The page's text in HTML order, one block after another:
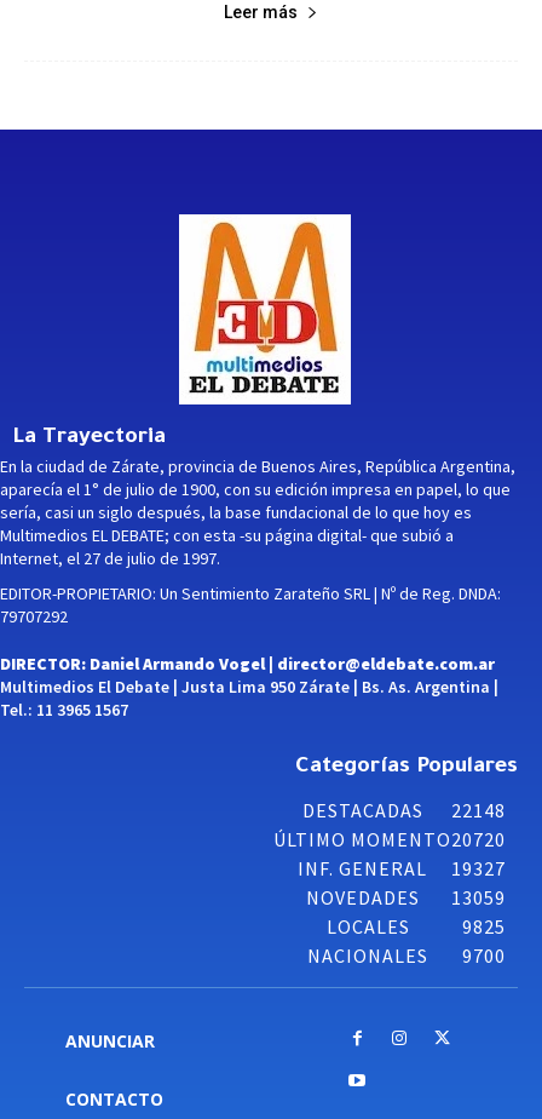
Leer más
La Trayectoria
En la ciudad de Zárate, provincia de Buenos Aires, República Argentina,
aparecía el 1° de julio de 1900, con su edición impresa en papel, lo que
sería, casi un siglo después, la base fundacional de lo que hoy es
Multimedios EL DEBATE; con esta -su página digital- que subió a
Internet, el 27 de julio de 1997.
EDITOR-PROPIETARIO: Un Sentimiento Zarateño SRL | Nº de Reg. DNDA:
79707292
DIRECTOR: Daniel Armando Vogel | director@eldebate.com.ar
Multimedios El Debate | Justa Lima 950 Zárate | Bs. As. Argentina |
Tel.: 11 3965 1567
Categorías Populares
DESTACADAS
22148
ÚLTIMO MOMENTO20720
INF. GENERAL
19327
NOVEDADES
13059
LOCALES
9825
NACIONALES
9700
ANUNCIAR
CONTACTO